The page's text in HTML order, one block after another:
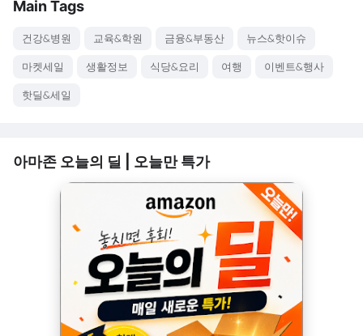
Main Tags
건강&병원 교육&학원 금융&부동산 뉴스&핫이슈
마켓세일 생활정보 식당&요리 여행 이벤트&행사
핫딜&세일
아마존 오늘의 딜 | 오늘만 특가